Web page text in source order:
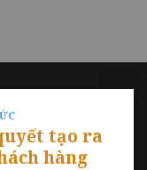
tạo ra
hàng